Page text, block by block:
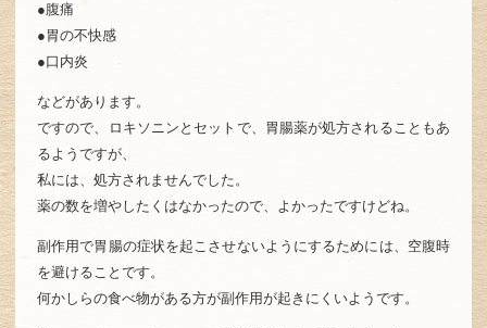
●腹痛
●胃の不快感
●口内炎
などがあります。
ですので、ロキソニンとセットで、胃腸薬が処方されることもあ
るようですが、
私には、処方されませんでした。
薬の数を増やしたくはなかったので、よかったですけどね。
副作用で胃腸の症状を起こさせないようにするためには、空腹時
を避けることです。
何かしらの食べ物がある方が副作用が起きにくいようです。